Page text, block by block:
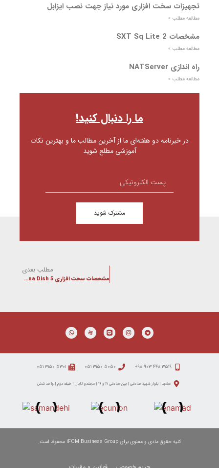
تجهیزات سخت افزاری مورد نیاز جهت نصب ایزابل
مطالعه مطلب »
مشخصات SXT Sq Lite 2
مطالعه مطلب »
راه اندازی NATServer
مطالعه مطلب »
ما را دنبال کنید!
در خبرنامه دو هفته‌ای ما از آخرین مطالب ما و بهترین نکات
آموزشی مطلع شوید
مشترک شوید
مطلب بعدی
مشخصات سخت افزاری Dyna Dish 5 میکروتیک
۳۵۱۹ ۴۴۸ ۹۰۳ ۹۸+ ۵۰۵۰ ۳۱۵۰ ۰۵۱ ۵۳۰۱ ۳۱۵۰ ۰۵۱
مشهد | بلوار شهید صادقی | بین صادقی ۱۷ و ۱۹ | مجتمع تابان | طبقه دوم | واحد شش
کلیه حقوق مادی و معنوی برای iFOM Business Group محفوظ است.